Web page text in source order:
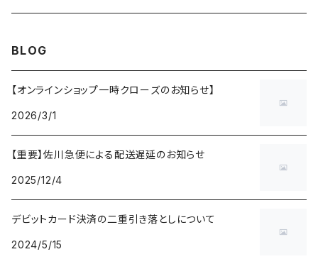
BLOG
【オンラインショップ一時クローズのお知らせ】
2026/3/1
【重要】佐川急便による配送遅延のお知らせ
2025/12/4
デビットカード決済の二重引き落としについて
2024/5/15